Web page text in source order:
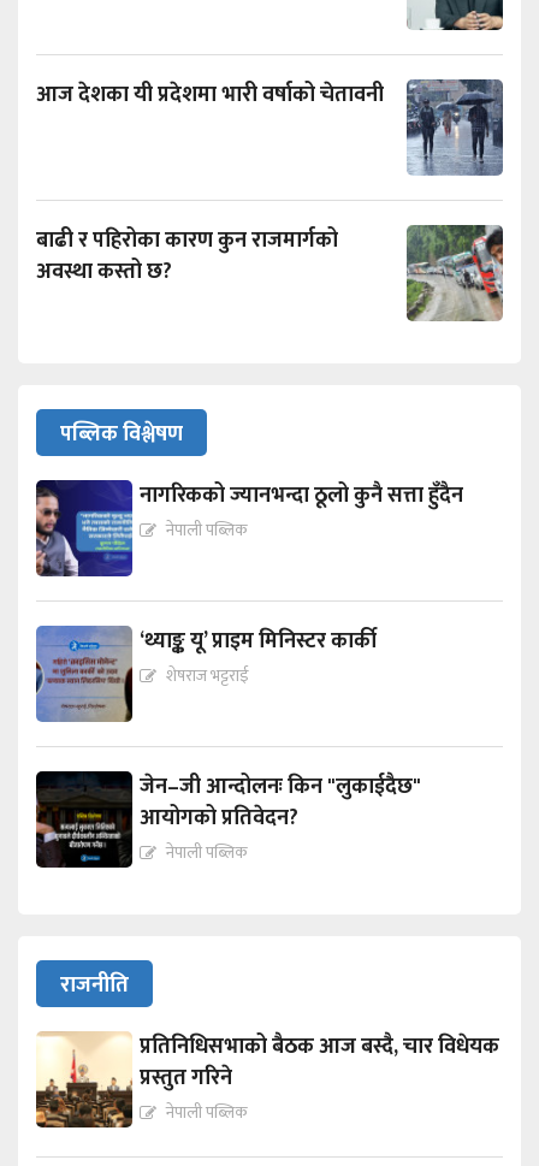
आज देशका यी प्रदेशमा भारी वर्षाको चेतावनी
बाढी र पहिरोका कारण कुन राजमार्गको
अवस्था कस्तो छ?
पब्लिक विश्लेषण
नागरिकको ज्यानभन्दा ठूलो कुनै सत्ता हुँदैन
नेपाली पब्लिक
‘थ्याङ्क यू’ प्राइम मिनिस्टर कार्की
शेषराज भट्टराई
जेन–जी आन्दोलनः किन "लुकाईदैछ"
आयोगको प्रतिवेदन?
नेपाली पब्लिक
राजनीति
प्रतिनिधिसभाको बैठक आज बस्दै, चार विधेयक
प्रस्तुत गरिने
नेपाली पब्लिक